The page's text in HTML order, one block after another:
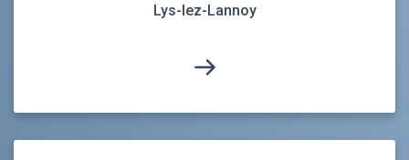
Lys-lez-Lannoy